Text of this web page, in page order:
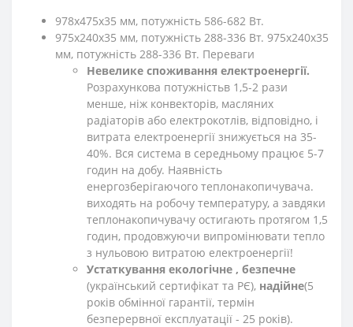
978х475х35 мм, потужність 586-682 Вт.
975х240х35 мм, потужність 288-336 Вт. 975х240х35
мм, потужність 288-336 Вт. Переваги
Невелике споживання електроенергії.
Розрахункова потужністьв 1,5-2 рази
менше, ніж конвекторів, масляних
радіаторів або електрокотлів, відповідно, і
витрата електроенергії знижується на 35-
40%. Вся система в середньому працює 5-7
годин на добу. Наявність
енергозберігаючого теплонакопичувача.
виходять на робочу температуру, а завдяки
теплонакопичувачу остигають протягом 1,5
годин, продовжуючи випромінювати тепло
з нульовою витратою електроенергії!
Устаткування екологічне , безпечне
(український сертифікат та РЄ), надійне(5
років обмінної гарантії, термін
безперервної експлуатації - 25 років).